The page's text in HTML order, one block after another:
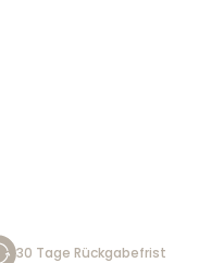
30 Tage Rückgabefrist